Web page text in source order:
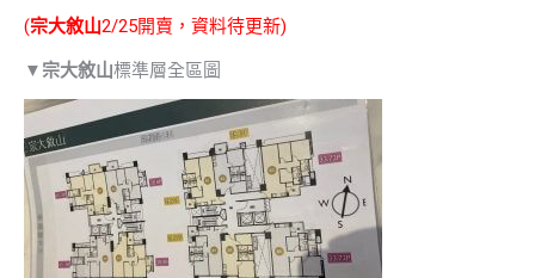
(宗大敘山2/25開賣，資料待更新)
▼ 宗大敘山標準層全區圖